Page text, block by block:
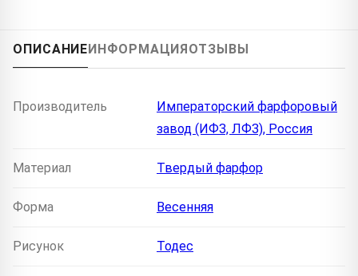
ОПИСАНИЕИНФОРМАЦИЯОТЗЫВЫ
Производитель
Императорский фарфоровый
завод (ИФЗ, ЛФЗ), Россия
Материал Твердый фарфор
Форма Весенняя
Рисунок Тодес